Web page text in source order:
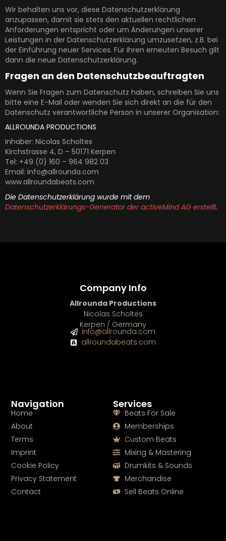
Wir behalten uns vor, diese Datenschutzerklärung
anzupassen, damit sie stets den aktuellen rechtlichen
Anforderungen entspricht oder um Änderungen unserer
Leistungen in der Datenschutzerklärung umzusetzen, z.B. bei
der Einführung neuer Services. Für Ihren erneuten Besuch gilt
dann die neue Datenschutzerklärung.
Fragen an den Datenschutzbeauftragten
Wenn Sie Fragen zum Datenschutz haben, schreiben Sie uns
bitte eine E-Mail oder wenden Sie sich direkt an die für den
Datenschutz verantwortliche Person in unserer Organisation:
ALLROUNDA PRODUCTIONS
Inhaber: Nicolas Scholtes
Kirchstrasse 4, D – 50171 Kerpen
Tel: +49 (0) 160 – 964 982 03
Email: info@allrounda.com
www.allroundabeats.com
Die Datenschutzerklärung wurde mit dem
Datenschutzerklärungs-Generator der activeMind AG erstellt.
Services
Beats For Sale
Memberships
Custom Beats
Mixing & Mastering
Drumkits & Sounds
Merchandise
Sell Beats Online
Navigation
Home
About
Terms
Imprint
Cookie Policy
Privacy Statement
Contact
Company Info
Allrounda Productions
Nicolas Scholtes
Kerpen / Germany
info@allrounda.com
allroundabeats.com